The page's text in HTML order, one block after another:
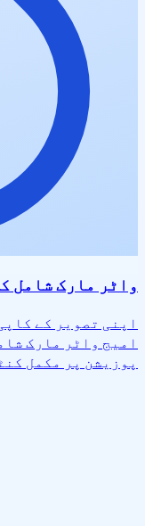
واٹر مارک شامل
اپنی تصویر کے
امیج واٹر مارک
پوزیشن پر مکمل